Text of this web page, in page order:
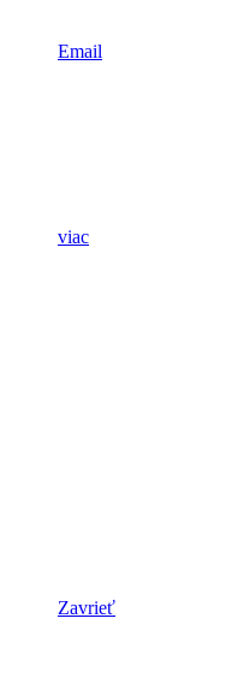
Email
viac
Zavrieť